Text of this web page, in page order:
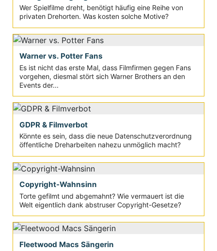
Wer Spielfilme dreht, benötigt häufig eine Reihe von
privaten Drehorten. Was kosten solche Motive?
Warner vs. Potter Fans
Es ist nicht das erste Mal, dass Filmfirmen gegen Fans
vorgehen, diesmal stört sich Warner Brothers an den
Events der...
GDPR & Filmverbot
Könnte es sein, dass die neue Datenschutzverordnung
öffentliche Dreharbeiten nahezu unmöglich macht?
Copyright-Wahnsinn
Torte gefilmt und abgemahnt? Wie vermauert ist die
Welt eigentlich dank abstruser Copyright-Gesetze?
Fleetwood Macs Sängerin